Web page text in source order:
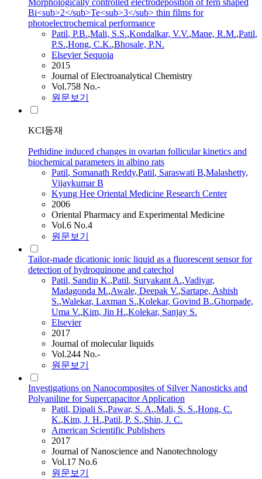
Morphologically controlled electrodeposition of fern shaped
Bi<sub>2</sub>Te<sub>3</sub> thin films for
photoelectrochemical performance
Patil, P.B.,Mali, S.S.,Kondalkar, V.V.,Mane, R.M.,Patil,
P.S.,Hong, C.K.,Bhosale, P.N.
Elsevier Sequoia
2015
Journal of Electroanalytical Chemistry
Vol.758 No.-
원문보기
KCI등재
Pethidine induced changes in ovarian follicular kinetics and
biochemical parameters in albino rats
Patil, Somanath Reddy,Patil, Saraswati B,Malashetty,
Vijaykumar B
Kyung Hee Oriental Medicine Research Center
2006
Oriental Pharmacy and Experimental Medicine
Vol.6 No.4
원문보기
Tailor-made dicationic ionic liquid as a fluorescent sensor for
detection of hydroquinone and catechol
Patil, Sandip K.,Patil, Suryakant A.,Vadiyar,
Madagonda M.,Awale, Deepak V.,Sartape, Ashish
S.,Walekar, Laxman S.,Kolekar, Govind B.,Ghorpade,
Uma V.,Kim, Jin H.,Kolekar, Sanjay S.
Elsevier
2017
Journal of molecular liquids
Vol.244 No.-
원문보기
Investigations on Nanocomposites of Silver Nanosticks and
Polyaniline for Supercapacitor Application
Patil, Dipali S.,Pawar, S. A.,Mali, S. S.,Hong, C.
K.,Kim, J. H.,Patil, P. S.,Shin, J. C.
American Scientific Publishers
2017
Journal of Nanoscience and Nanotechnology
Vol.17 No.6
원문보기